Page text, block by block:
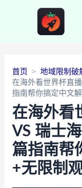
首页
地域限制破
在海外看世界杯直
指南帮你搞定中文
在海外看
VS 瑞士
篇指南帮
+无限制